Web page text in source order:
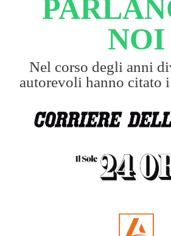
NOI
Nel corso degli anni
autorevoli hanno citato